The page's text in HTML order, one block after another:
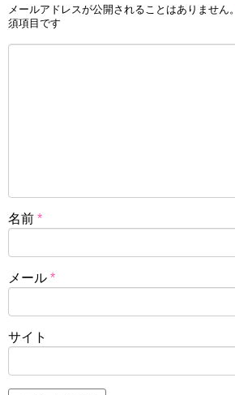
メールアドレスが公開されることはありません。
須項目です
名前 *
メール *
サイト